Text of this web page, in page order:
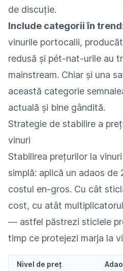
de discuție.
Include categorii în
vinurile portocalii,
redusă și pét-nat-urile au
mainstream. Chiar și una
această categorie
actuală și bine gândită.
Strategie de stabilire a
vinuri
Stabilirea prețurilor la
simplă: aplică un adaos
costul en-gros. Cu cât
cost, cu atât
— astfel păstrezi sticlele
timp ce protejezi marja la
Nivel de preț